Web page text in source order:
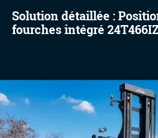
Solution détaillée :
fourches intégré